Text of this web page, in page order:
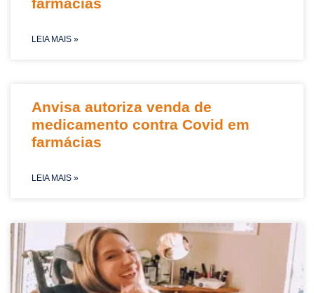
farmácias
LEIA MAIS »
Anvisa autoriza venda de
medicamento contra Covid em
farmácias
LEIA MAIS »